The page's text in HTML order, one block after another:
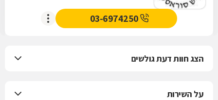
03-6974250
הצג חוות דעת גולשים
על השירות